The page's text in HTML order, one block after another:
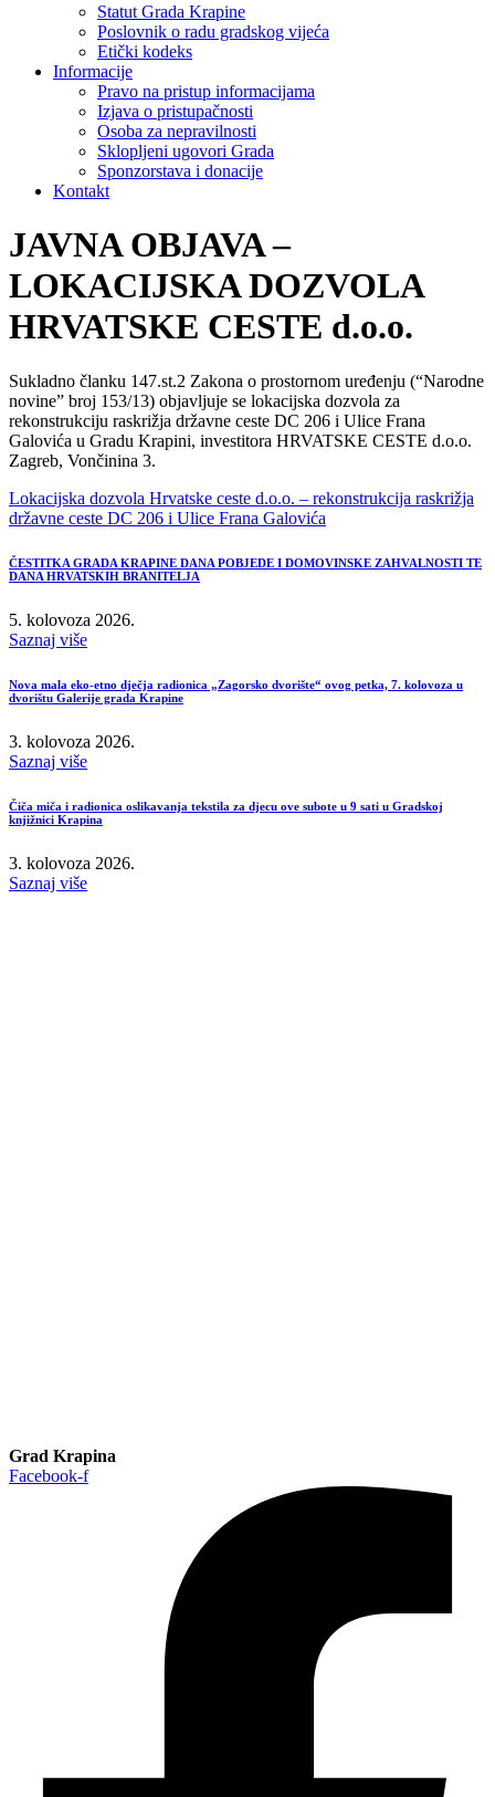
Statut Grada Krapine
Poslovnik o radu gradskog vijeća
Etički kodeks
Informacije
Pravo na pristup informacijama
Izjava o pristupačnosti
Osoba za nepravilnosti
Sklopljeni ugovori Grada
Sponzorstava i donacije
Kontakt
JAVNA OBJAVA –
LOKACIJSKA DOZVOLA
HRVATSKE CESTE d.o.o.
Sukladno članku 147.st.2 Zakona o prostornom uređenju (“Narodne
novine” broj 153/13) objavljuje se lokacijska dozvola za
rekonstrukciju raskrižja državne ceste DC 206 i Ulice Frana
Galovića u Gradu Krapini, investitora HRVATSKE CESTE d.o.o.
Zagreb, Vončinina 3.
Lokacijska dozvola Hrvatske ceste d.o.o. – rekonstrukcija raskrižja
državne ceste DC 206 i Ulice Frana Galovića
ČESTITKA GRADA KRAPINE DANA POBJEDE I DOMOVINSKE ZAHVALNOSTI TE
DANA HRVATSKIH BRANITELJA
5. kolovoza 2026.
Saznaj više
Nova mala eko-etno dječja radionica „Zagorsko dvorište“ ovog petka, 7. kolovoza u
dvorištu Galerije grada Krapine
3. kolovoza 2026.
Saznaj više
Čiča miča i radionica oslikavanja tekstila za djecu ove subote u 9 sati u Gradskoj
knjižnici Krapina
3. kolovoza 2026.
Saznaj više
Grad Krapina
Facebook-f